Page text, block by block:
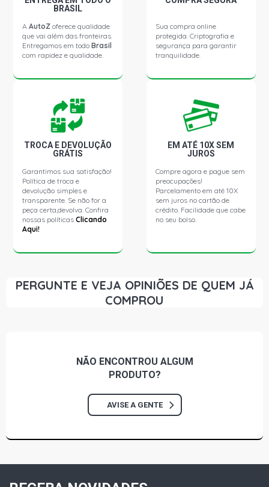
BRASIL
AAutoZ oferece qualidade
que vai além das fronteiras.
Entregamos em todoBrasil
com rapidez e qualidade.
Sua compra online
protegida. Criptografia e
segurança para garantir
tranquilidade.
TROCA E DEVOLUÇÃO
GRÁTIS
Garantimos sua satisfação!
Política de troca e
devolução simples e
transparente. Se não for a
peça certa,devolva. Confira
nossas políticasClicando
Aqui!
EM ATÉ 10X SEM
JUROS
Compre agora e pague sem
preocupações!
Parcelamento em até 10X
sem juros no cartão de
crédito. Facilidade que cabe
no seu bolso.
PERGUNTE E VEJA OPINIÕES DE QUEM JÁ
COMPROU
NÃO ENCONTROU ALGUM
PRODUTO?
AVISE A GENTE